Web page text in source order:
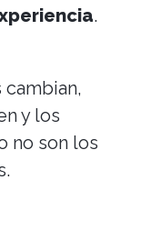
.
y los
no son los